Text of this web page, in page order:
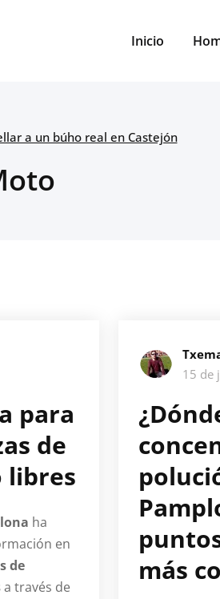
Inicio
a un búho real en Castejón
para
de
libres
ha
en
de
a través de
15 de
más